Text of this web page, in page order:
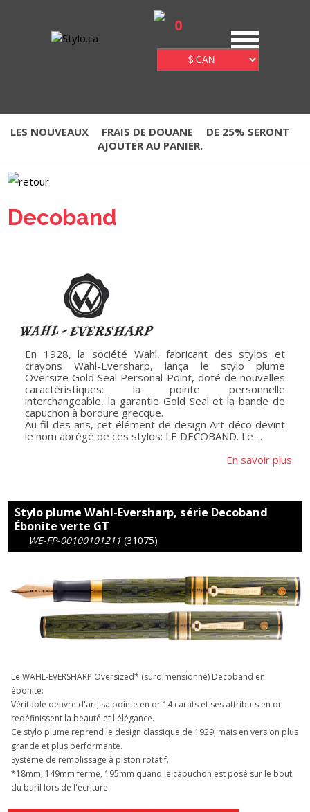
0
LES NOUVEAUX FRAIS DE DOUANE
DE 25% SERONT
AJOUTER AU PANIER.
Decoband
En 1928, la société Wahl, fabricant des stylos et
crayons Wahl-Eversharp, lança le stylo plume
Oversize Gold Seal Personal Point, doté de nouvelles
caractéristiques: la pointe personnelle
interchangeable, la garantie Gold Seal et la bande de
capuchon à bordure grecque.
Au fil des ans, cet élément de design Art déco devint
le nom abrégé de ces stylos: LE DECOBAND. Le ...
En savoir plus
Stylo plume Wahl-Eversharp, série Decoband
Ébonite verte GT
WE-FP-00100101211 (31075)
Le WAHL-EVERSHARP Oversized* (surdimensionné) Decoband en
ébonite:
Véritable oeuvre d'art, sa pointe en or 14 carats et ses attributs en or
redéfinissent la beauté et l'élégance.
Ce stylo plume reprend le design classique de 1929, mais en version plus
grande et plus performante.
Système de remplissage à piston rotatif.
*18mm, 149mm fermé, 195mm quand le capuchon est posé sur le bout
du baril lors de l'écriture.